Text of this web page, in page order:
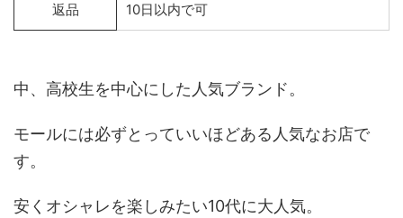
返品 10日以内で可
中、高校生を中心にした人気ブランド。
モールには必ずとっていいほどある人気なお店で
す。
安くオシャレを楽しみたい10代に大人気。